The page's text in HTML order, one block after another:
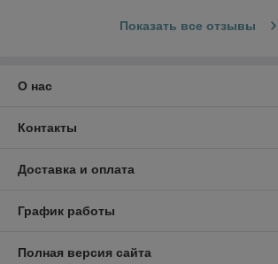
Показать все отзывы
О нас
Контакты
Доставка и оплата
График работы
Полная версия сайта